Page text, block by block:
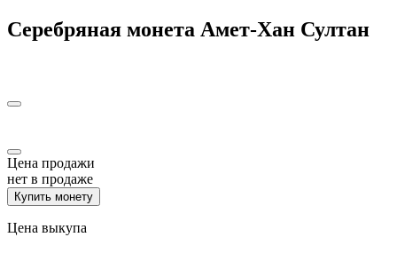
Серебряная монета Амет-Хан Султан
Цена продажи
нет в продаже
Купить монету
Цена выкупа